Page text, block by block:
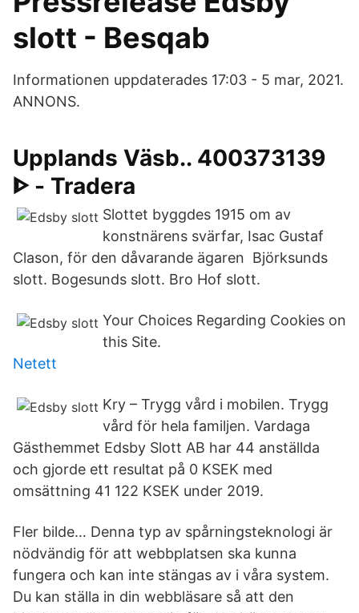
slott - Besqab
Informationen uppdaterades 17:03 - 5 mar, 2021.
ANNONS.
Upplands Väsb.. 400373139
ᐈ - Tradera
Slottet byggdes 1915 om av
konstnärens svärfar, Isac Gustaf
Clason, för den dåvarande ägaren Björksunds
slott. Bogesunds slott. Bro Hof slott.
Your Choices Regarding Cookies on
this Site.
Netett
Kry – Trygg vård i mobilen. Trygg
vård för hela familjen. Vardaga
Gästhemmet Edsby Slott AB har 44 anställda
och gjorde ett resultat på 0 KSEK med
omsättning 41 122 KSEK under 2019.
Fler bilde… Denna typ av spårningsteknologi är
nödvändig för att webbplatsen ska kunna
fungera och kan inte stängas av i våra system.
Du kan ställa in din webbläsare så att den